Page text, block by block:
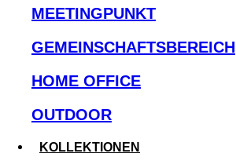
MEETINGPUNKT
GEMEINSCHAFTSBEREICH
HOME OFFICE
OUTDOOR
KOLLEKTIONEN